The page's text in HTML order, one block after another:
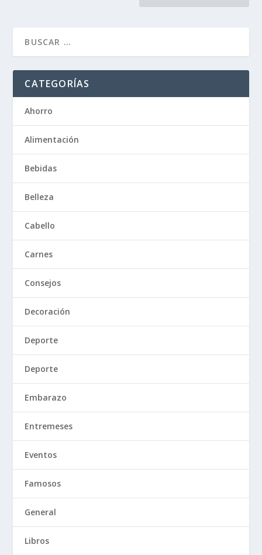
CATEGORÍAS
Ahorro
Alimentación
Bebidas
Belleza
Cabello
Carnes
Consejos
Decoración
Deporte
Deporte
Embarazo
Entremeses
Eventos
Famosos
General
Libros